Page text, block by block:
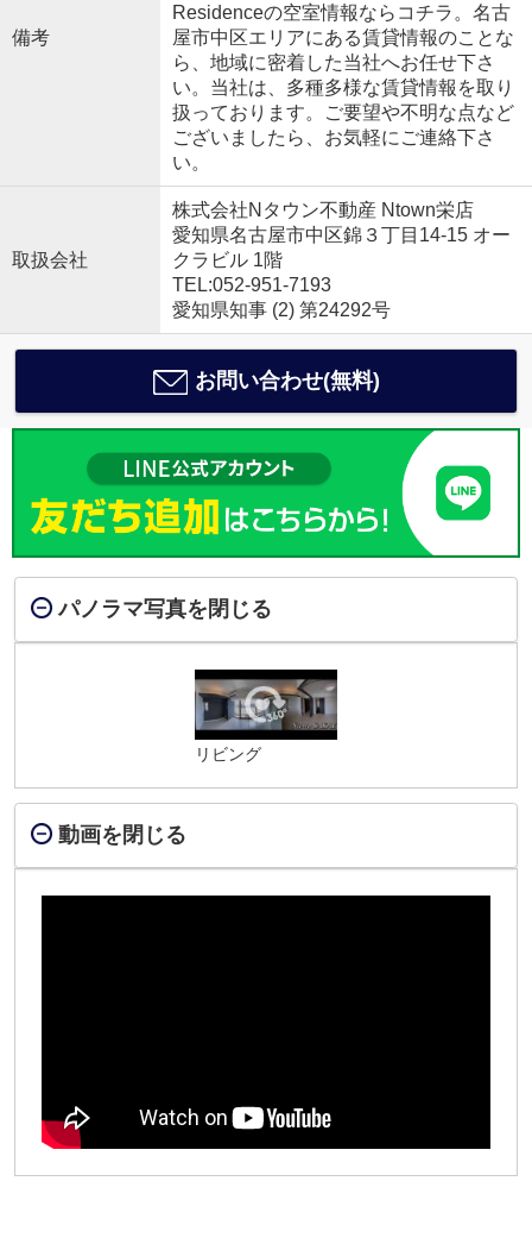
備考
Residenceの空室情報ならコチラ。名古
屋市中区エリアにある賃貸情報のことな
ら、地域に密着した当社へお任せ下さ
い。当社は、多種多様な賃貸情報を取り
扱っております。ご要望や不明な点など
ございましたら、お気軽にご連絡下さ
い。
取扱会社
株式会社Nタウン不動産 Ntown栄店
愛知県名古屋市中区錦３丁目14-15 オー
クラビル 1階
TEL:052-951-7193
愛知県知事 (2) 第24292号
お問い合わせ(無料)
パノラマ写真を閉じる
リビング
動画を閉じる